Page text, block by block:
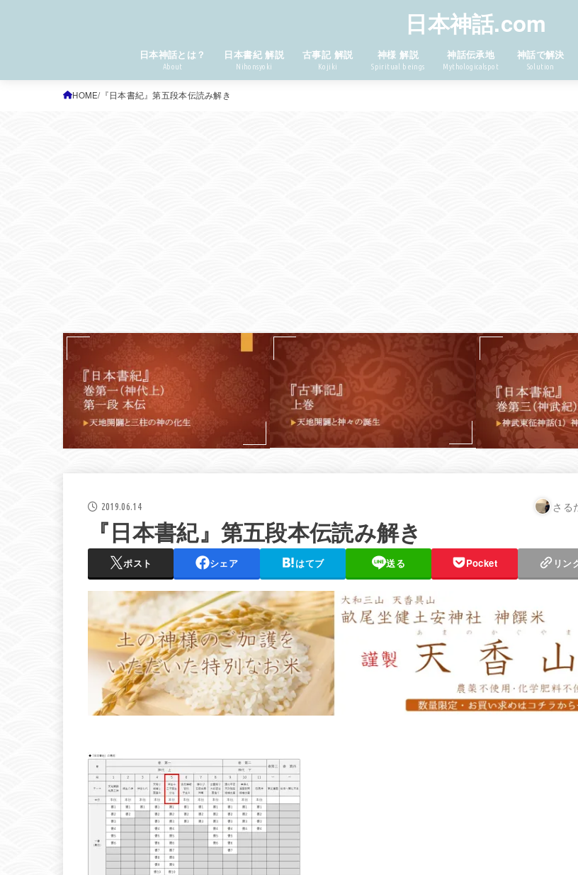
日本神話.com
日本神話とは？
About
日本書紀 解説
Nihonsyoki
古事記 解説
Kojiki
神様 解説
Spiritual beings
神話伝承地
Mythologicalspot
神話で解決
Solution
HOME 『日本書紀』第五段本伝読み解き
2019.06.14 さる
『日本書紀』第五段本伝読み解き
ポスト シェア はてブ 送る Pocket リン